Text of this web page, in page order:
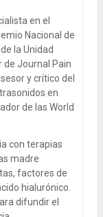
en el
Nacional de
la Unidad
de Journal Pain
y crítico del
en
de las World
con terapias
madre
factores de
hialurónico.
difundir el